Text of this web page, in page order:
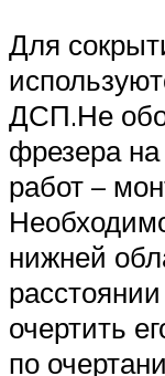
Для
ДСП.Не
фрезера
работ –
нижней
очертить
по